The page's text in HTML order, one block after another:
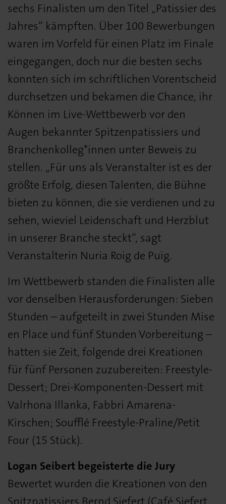
sechs Finalisten um den Titel „Patissier des
Jahres“ kämpften. Über 100 Bewerbungen
waren im Vorfeld für einen Platz im Finale
eingegangen, doch nur die besten sechs
konnten sich im schriftlichen Vorentscheid
durchsetzen und bekamen die Chance, ihr
Können im Live-Wettbewerb vor den
Augen bekannter Spitzenpatissiers und
Branchenkolleg*innen unter Beweis zu
stellen. „Für uns als Veranstalter ist es der
größte Erfolg, diesen Talenten, die Bühne
bieten zu können, die sie verdienen und zu
sehen, wieviel Leidenschaft und Herzblut
in unserer Branche steckt“, sagt
Veranstalterin Nuria Roig de Puig.
Im Wettbewerb standen die Finalisten alle
vor denselben Herausforderungen: Sieben
Stunden – aufgeteilt in zwei Stunden Mise
en Place und fünf Stunden Vorbereitung –
hatten sie Zeit, folgende drei Kreationen
für fünf Personen zuzubereiten: Freestyle-
Dessert; Drei-Komponenten-Dessert mit
Valrhona Illanka, Fabbri Amarena-
Kirschen; Soufflé Freestyle-Praline/Petit
Four (15 Stück).
Logan Seibert begeisterte die Jury
Bewertet wurden die Kreationen von den
Spitzpatissiers Bernd Siefert (Café Siefert,